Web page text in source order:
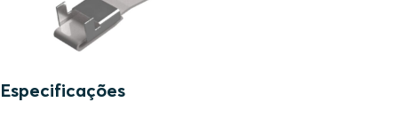
Especificações